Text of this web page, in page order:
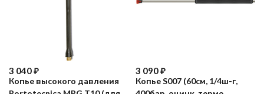
3 040₽
Копье высокого давления
3 090₽
Копье S007 (60см, 1/4ш-г,